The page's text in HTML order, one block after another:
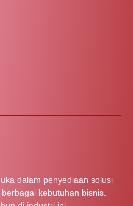
dalam penyediaan solusi
kebutuhan bisnis.